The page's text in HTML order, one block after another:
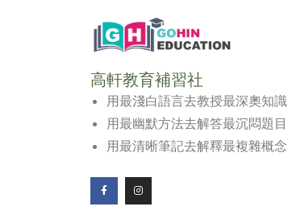
高軒教育補習社
用最淺白語言去教授最深奧知識
用最幽默方法去解答最沉悶題目
用最清晰筆記去解釋最複雜概念
F
a
I
n